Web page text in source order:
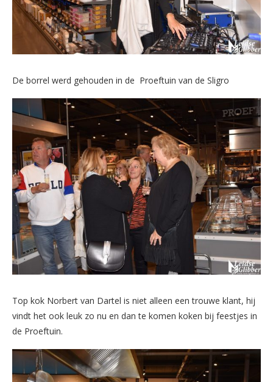
De borrel werd gehouden in de Proeftuin van de Sligro
Top kok Norbert van Dartel is niet alleen een trouwe klant, hij
vindt het ook leuk zo nu en dan te komen koken bij feestjes in
de Proeftuin.